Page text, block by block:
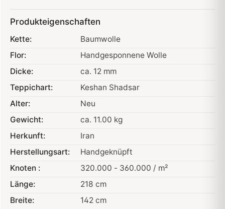
Produkteigenschaften
Kette:
Baumwolle
Flor:
Handgesponnene Wolle
Dicke:
ca. 12 mm
Teppichart:
Keshan Shadsar
Alter:
Neu
Gewicht:
ca. 11.00 kg
Herkunft:
Iran
Herstellungsart:
Handgeknüpft
Knoten :
320.000 - 360.000 / m²
Länge:
218 cm
Breite:
142 cm